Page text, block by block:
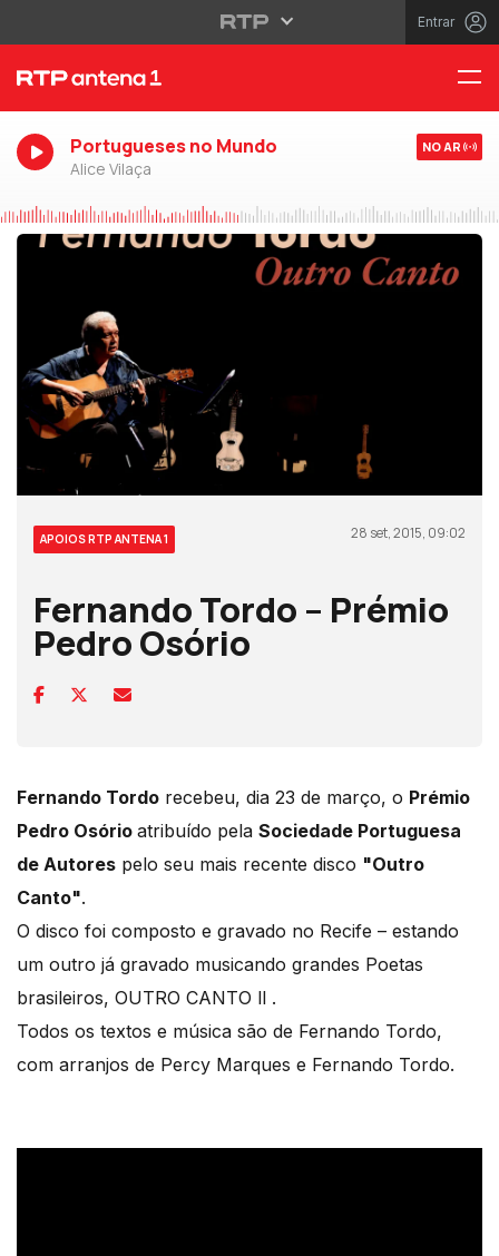
Entrar
Portugueses no Mundo
Alice Vilaça
NO AR
APOIOS RTP ANTENA 1 28 set, 2015, 09:02
Fernando Tordo – Prémio
Pedro Osório
Fernando Tordo recebeu, dia 23 de março, o Prémio
Pedro Osório atribuído pela Sociedade Portuguesa
de Autores pelo seu mais recente disco "Outro
Canto".
O disco foi composto e gravado no Recife – estando
um outro já gravado musicando grandes Poetas
brasileiros, OUTRO CANTO ll .
Todos os textos e música são de Fernando Tordo,
com arranjos de Percy Marques e Fernando Tordo.